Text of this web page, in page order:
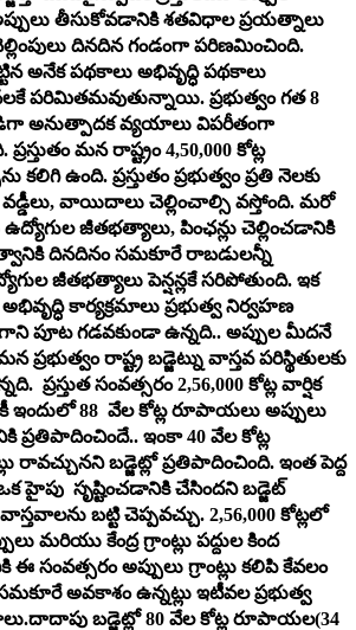
తీసుకోవడానికి శతవిధాల ప్రయత్నాలు
దినదిన గండంగా పరిణమించింది.
అనేక పథకాలు అభివృద్ధి పథకాలు
పరిమితమవుతున్నాయి. ప్రభుత్వం గత 8
అనుత్పాదక వ్యయాలు విపరీతంగా
మన రాష్ట్రం 4,50,000 కోట్ల
ఉంది. ప్రస్తుతం ప్రభుత్వం ప్రతి నెలకు
వాయిదాలు చెల్లించాల్సి వస్తోంది. మరో
జీతభత్యాలు, పింఛన్లు చెల్లించడానికి
దినదినం సమకూరే రాబడులన్నీ
జీతభత్యాలు పెన్షన్లకే సరిపోతుంది. ఇక
కార్యక్రమాలు ప్రభుత్వ నిర్వహణ
గాని పూట గడవకుండా ఉన్నది.. అప్పుల మీదనే
రాష్ట్ర బడ్జెట్ను వాస్తవ పరిస్థితులకు
ప్రస్తుత సంవత్సరం 2,56,000 కోట్ల వార్షిక
ఇందులో 88 వేల కోట్ల రూపాయలు అప్పులు
ప్రతిపాదించిందే.. ఇంకా 40 వేల కోట్ల
రావచ్చునని బడ్జెట్లో ప్రతిపాదించింది. ఇంత పెద్ద
హైపు సృష్టించడానికి చేసిందని బడ్జెట్
బట్టి చెప్పవచ్చు. 2,56,000 కోట్లలో
మరియు కేంద్ర గ్రాంట్లు పద్దుల కింద
సంవత్సరం అప్పులు గ్రాంట్లు కలిపి కేవలం
అవకాశం ఉన్నట్లు ఇటీవల ప్రభుత్వ
బడ్జెట్లో 80 వేల కోట్ల రూపాయల(34